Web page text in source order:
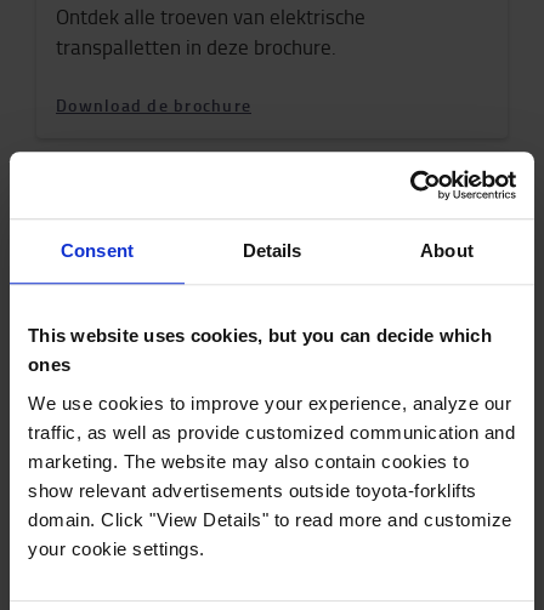
Consent Details About
This website uses cookies, but you can decide which
ones
We use cookies to improve your experience, analyze our
traffic, as well as provide customized communication and
marketing. The website may also contain cookies to
show relevant advertisements outside toyota-forklifts
domain. Click "View Details" to read more and customize
your cookie settings.
Ontdek alle troeven van elektrische
transpalletten in deze brochure.
Download de brochure
Stapelaars
Op zoek naar een nieuwe stapelaar? Ontdek het
volledige aanbod in deze brochure.